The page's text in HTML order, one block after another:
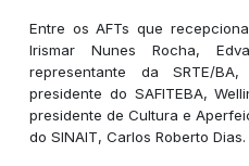
Entre os AFTs que
Irismar Nunes Rocha,
representante da SRTE/
presidente do SAFITEBA,
presidente de Cultura e
do SINAIT, Carlos Roberto Dias.